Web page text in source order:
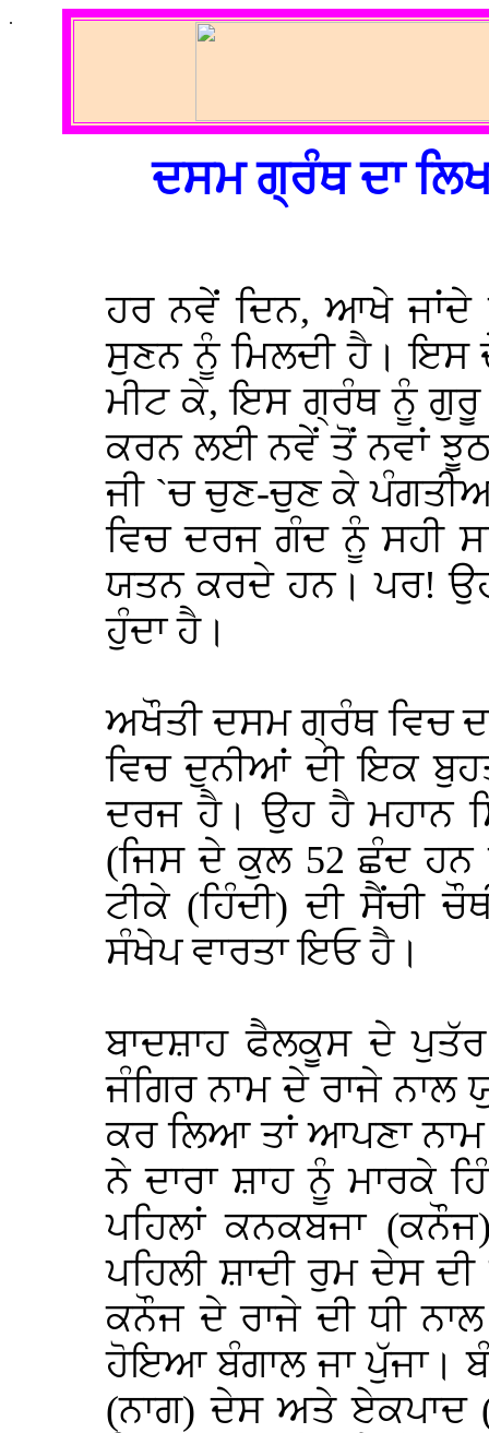
.
ਦਸਮ ਗ੍ਰੰਥ ਦਾ
ਹਰ ਨਵੇਂ ਦਿਨ, ਆਖੇ ਜਾਂਦੇ
ਸੁਣਨ ਨੂੰ ਮਿਲਦੀ ਹੈ। ਇਸ
ਮੀਟ ਕੇ, ਇਸ ਗ੍ਰੰਥ ਨੂੰ ਗੁਰੂ
ਕਰਨ ਲਈ ਨਵੇਂ ਤੋਂ ਨਵਾਂ
ਜੀ `ਚ ਚੁਣ-ਚੁਣ ਕੇ
ਵਿਚ ਦਰਜ ਗੰਦ ਨੂੰ ਸਹੀ
ਯਤਨ ਕਰਦੇ ਹਨ। ਪਰ!
ਹੁੰਦਾ ਹੈ।
ਅਖੌਤੀ ਦਸਮ ਗ੍ਰੰਥ ਵਿਚ
ਵਿਚ ਦੁਨੀਆਂ ਦੀ ਇਕ
ਦਰਜ ਹੈ। ਉਹ ਹੈ ਮਹਾਨ
(ਜਿਸ ਦੇ ਕੁਲ 52 ਛੰਦ
ਟੀਕੇ (ਹਿੰਦੀ) ਦੀ ਸੈਂਚੀ
ਸੰਖੇਪ ਵਾਰਤਾ ਇਓ ਹੈ।
ਬਾਦਸ਼ਾਹ ਫੈਲਕੂਸ ਦੇ
ਜੰਗਿਰ ਨਾਮ ਦੇ ਰਾਜੇ
ਕਰ ਲਿਆ ਤਾਂ ਆਪਣਾ
ਨੇ ਦਾਰਾ ਸ਼ਾਹ ਨੂੰ ਮਾਰਕੇ
ਪਹਿਲਾਂ ਕਨਕਬਜਾ
ਪਹਿਲੀ ਸ਼ਾਦੀ ਰੁਮ ਦੇਸ
ਕਨੌਜ ਦੇ ਰਾਜੇ ਦੀ ਧੀ
ਹੋਇਆ ਬੰਗਾਲ ਜਾ ਪੁੱਜਾ।
(ਨਾਗ) ਦੇਸ ਅਤੇ ਏਕਪਾਦ